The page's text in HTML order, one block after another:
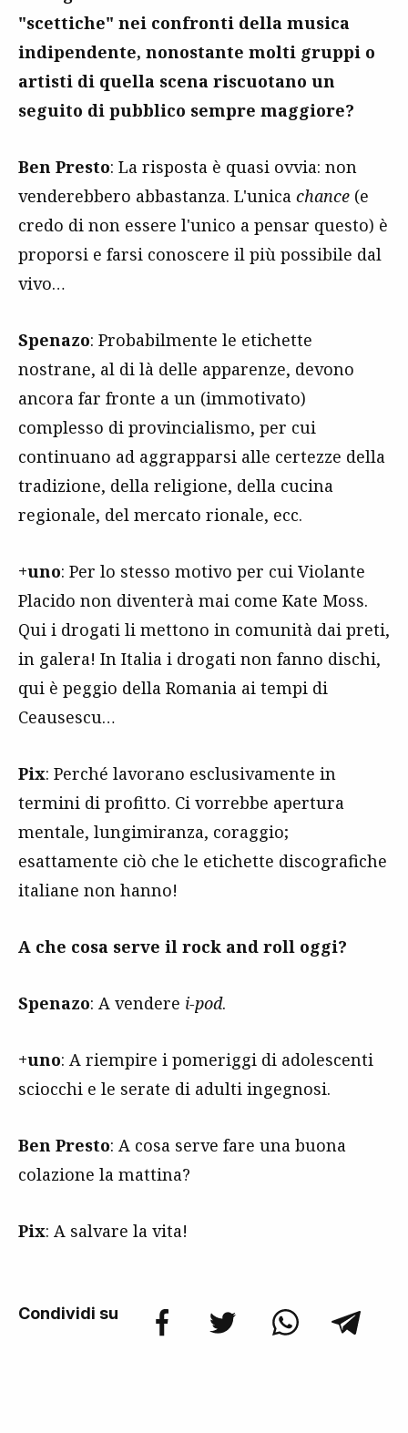
"scettiche" nei confronti della musica
indipendente, nonostante molti gruppi o
artisti di quella scena riscuotano un
seguito di pubblico sempre maggiore?
Ben Presto: La risposta è quasi ovvia: non
venderebbero abbastanza. L'unica chance (e
credo di non essere l'unico a pensar questo) è
proporsi e farsi conoscere il più possibile dal
vivo…
Spenazo: Probabilmente le etichette
nostrane, al di là delle apparenze, devono
ancora far fronte a un (immotivato)
complesso di provincialismo, per cui
continuano ad aggrapparsi alle certezze della
tradizione, della religione, della cucina
regionale, del mercato rionale, ecc.
+uno: Per lo stesso motivo per cui Violante
Placido non diventerà mai come Kate Moss.
Qui i drogati li mettono in comunità dai preti,
in galera! In Italia i drogati non fanno dischi,
qui è peggio della Romania ai tempi di
Ceausescu…
Pix: Perché lavorano esclusivamente in
termini di profitto. Ci vorrebbe apertura
mentale, lungimiranza, coraggio;
esattamente ciò che le etichette discografiche
italiane non hanno!
A che cosa serve il rock and roll oggi?
Spenazo: A vendere i-pod.
+uno: A riempire i pomeriggi di adolescenti
sciocchi e le serate di adulti ingegnosi.
Ben Presto: A cosa serve fare una buona
colazione la mattina?
Pix: A salvare la vita!
Condividi su